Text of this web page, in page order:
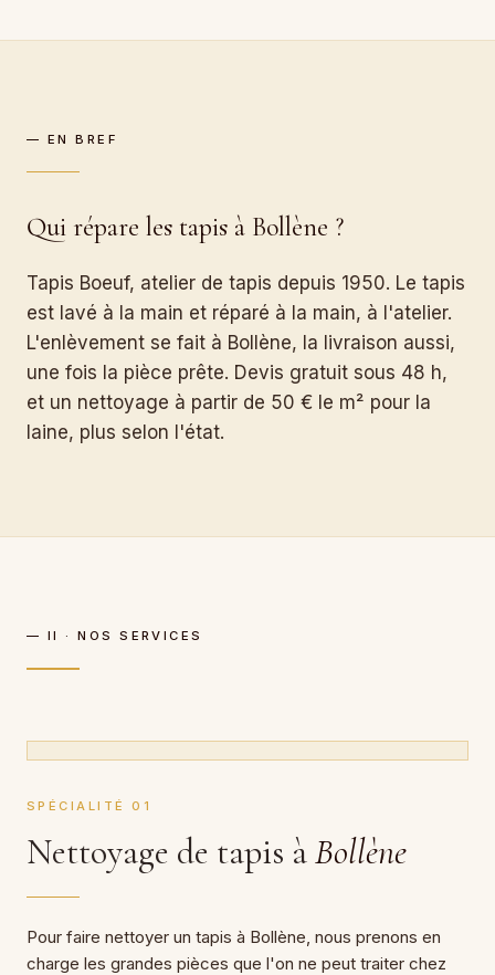
— EN BREF
Qui répare les tapis à Bollène ?
Tapis Boeuf, atelier de tapis depuis 1950. Le tapis
est lavé à la main et réparé à la main, à l'atelier.
L'enlèvement se fait à Bollène, la livraison aussi,
une fois la pièce prête. Devis gratuit sous 48 h,
et un nettoyage à partir de 50 € le m² pour la
laine, plus selon l'état.
— II · NOS SERVICES
SPÉCIALITÉ 01
Nettoyage de tapis àBollène
Pour faire nettoyer un tapis à Bollène, nous prenons en
charge les grandes pièces que l'on ne peut traiter chez